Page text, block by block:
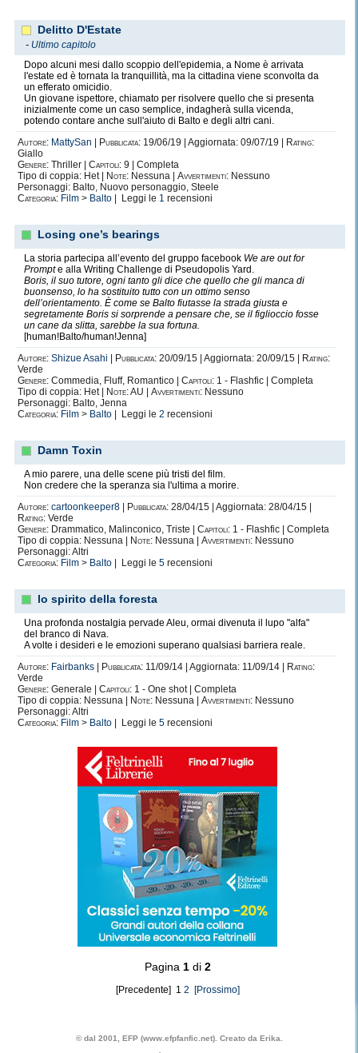
Delitto D'Estate
- Ultimo capitolo
Dopo alcuni mesi dallo scoppio dell'epidemia, a Nome è arrivata
l'estate ed è tornata la tranquillità, ma la cittadina viene sconvolta da
un efferato omicidio.
Un giovane ispettore, chiamato per risolvere quello che si presenta
inizialmente come un caso semplice, indagherà sulla vicenda,
potendo contare anche sull'aiuto di Balto e degli altri cani.
Autore: MattySan Pubblicata: 19/06/19 | Aggiornata: 09/07/19 |
Rating:
Giallo
Genere: Thriller | Capitoli: 9 | Completa
Tipo di coppia: Het |
Note: Nessuna | Avvertimenti: Nessuno
Personaggi: Balto, Nuovo personaggio, Steele
Categoria: Film > Balto | Leggi le 1 recensioni
Losing one’s bearings
La storia partecipa all’evento del gruppo facebook We are out for
Prompte alla Writing Challenge di Pseudopolis Yard.
Boris, il suo tutore, ogni tanto gli dice che quello che gli manca di
buonsenso, lo ha sostituito tutto con un ottimo senso
dell’orientamento. È come se Balto fiutasse la strada giusta e
segretamente Boris si sorprende a pensare che, se il figlioccio fosse
un cane da slitta, sarebbe la sua fortuna.
[human!Balto/human!Jenna]
Autore: Shizue Asahi Pubblicata: 20/09/15 | Aggiornata: 20/09/15 |
Rating:
Verde
Genere: Commedia, Fluff, Romantico | Capitoli: 1 - Flashfic | Completa
Tipo di coppia: Het |
Note:AU | Avvertimenti: Nessuno
Personaggi: Balto, Jenna
Categoria: Film > Balto | Leggi le 2 recensioni
Damn Toxin
A mio parere, una delle scene più tristi del film.
Non credere che la speranza sia l'ultima a morire.
Autore: cartoonkeeper8 Pubblicata: 28/04/15 | Aggiornata: 28/04/15 |
Rating: Verde
Genere: Drammatico, Malinconico, Triste | Capitoli: 1 - Flashfic | Completa
Tipo di coppia: Nessuna |
Note: Nessuna | Avvertimenti: Nessuno
Personaggi: Altri
Categoria: Film > Balto | Leggi le 5 recensioni
lo spirito della foresta
Una profonda nostalgia pervade Aleu, ormai divenuta il lupo "alfa"
del branco di Nava.
A volte i desideri e le emozioni superano qualsiasi barriera reale.
Autore: Fairbanks Pubblicata: 11/09/14 | Aggiornata: 11/09/14 |
Rating:
Verde
Genere: Generale | Capitoli: 1 - One shot | Completa
Tipo di coppia: Nessuna |
Note: Nessuna | Avvertimenti: Nessuno
Personaggi: Altri
Categoria: Film > Balto | Leggi le 5 recensioni
Pagina 1di 2
[Precedente] 1 2 [Prossimo]
© dal 2001, EFP (www.efpfanfic.net). Creato da Erika.